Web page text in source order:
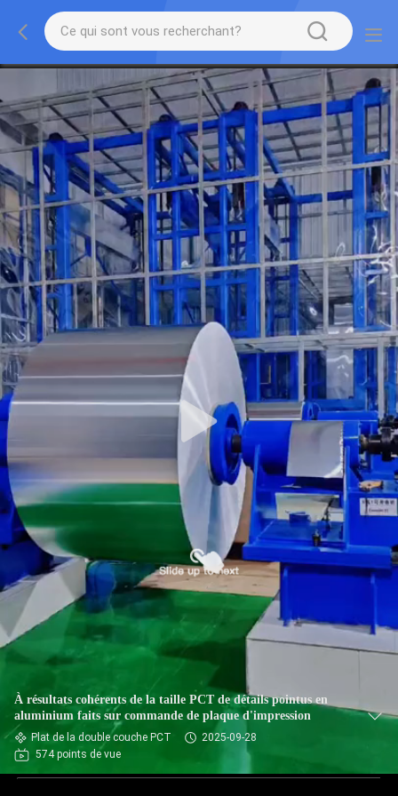
À résultats cohérents de la taille PCT de détails pointus en
aluminium faits sur commande de plaque d'impression
Plat de la double couche PCT
2025-09-28
574 points de vue